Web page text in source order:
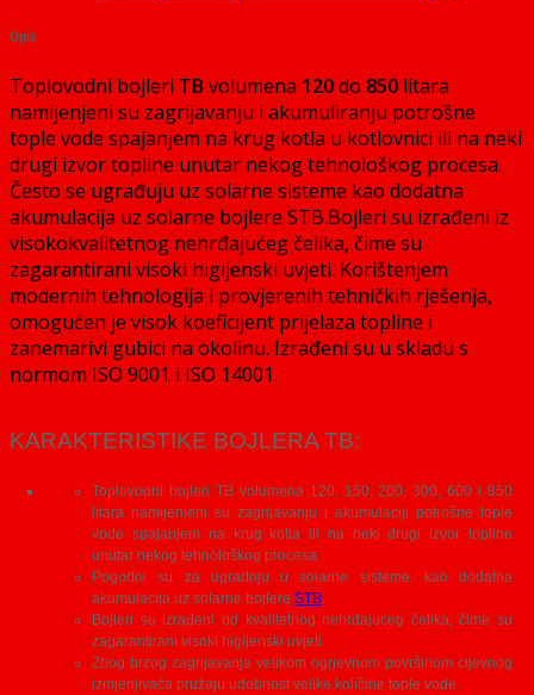
Opis
Toplovodni bojleri TB volumena 120do 850 litara
namijenjeni su zagrijavanju i akumuliranju potrošne
tople vode spajanjem na krug kotla u kotlovnici ili na neki
drugi izvor topline unutar nekog tehnološkog procesa.
Često se ugrađuju uz solarne sisteme kao dodatna
akumulacija uz solarne bojlere STB.Bojleri su izrađeni iz
visokokvalitetnog nehrđajućeg čelika, čime su
zagarantirani visoki higijenski uvjeti. Korištenjem
modernih tehnologija i provjerenih tehničkih rješenja,
omogućen je visok koeficijent prijelaza topline i
zanemarivi gubici na okolinu. Izrađeni su u skladu s
normom ISO 9001 i ISO 14001.
KARAKTERISTIKE BOJLERA TB:
Toplovodni bojleri TB volumena 120, 150, 200, 300, 600 i 850
litara namijenjeni su zagrijavanju i akumulaciji potrošne tople
vode spajanjem na krug kotla ili na neki drugi izvor topline
unutar nekog tehnološkog procesa.
Pogodni su za ugradnju u solarne sisteme, kao dodatna
akumulacija uz solarne bojlereSTB.
Bojleri su izrađeni od kvalitetnog nehrđajućeg čelika, čime su
zagarantirani visoki higijenski uvjeti.
Zbog brzog zagrijavanja velikom ogrjevnom površinom cijevnog
izmjenjivača pružaju udobnost velike količine tople vode.